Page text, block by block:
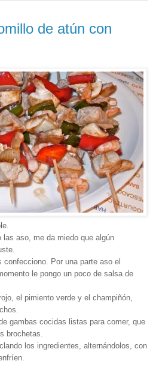
de atún con
aso, me da miedo que algún
Por una parte aso el
le pongo un poco de salsa de
el pimiento verde y el champiñón,
gambas cocidas listas para comer, que
brochetas.
los ingredientes, alternándolos, con